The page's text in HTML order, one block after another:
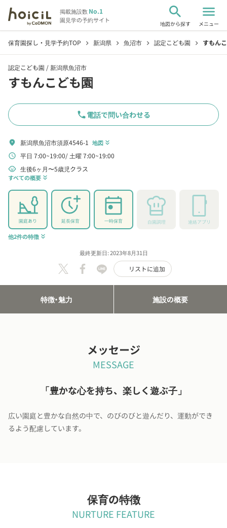
掲載施設数No.1
園見学の予約サイト
search
地図から探す
menu
メニュー
保育園探し・見学予約TOP chevron_right 新潟県 chevron_right 魚沼市 chevron_right 認定こども園 chevron_right すもん
認定こども園 /新潟県魚沼市
すもんこども園
phone電話で問い合わせる
location_on 新潟県魚沼市須原4546-1 地図 keyboard_double_arrow_down
schedule 平日 7:00~19:00 土曜 7:00~19:00
child_care 生後6ヶ月〜5歳児クラス
すべての概要 keyboard_double_arrow_down
園庭あり 延長保育 一時保育 自園調理 連絡アプリ
他2件の特徴 keyboard_double_arrow_down
最終更新日: 2023年8月31日
リストに追加
特徴・魅力 施設の概要
メッセージ
MESSAGE
「豊かな心を持ち、楽しく遊ぶ子」
広い園庭と豊かな自然の中で、のびのびと遊んだり、運動ができ
るよう配慮しています。
保育の特徴
NURTURE FEATURE